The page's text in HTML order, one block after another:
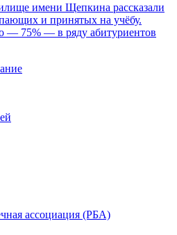
имени Щепкина рассказали
и принятых на учёбу.
— 75% — в ряду абитуриентов
ассоциация (РБА)